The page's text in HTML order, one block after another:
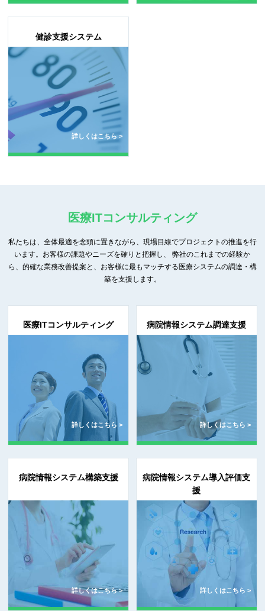
健診支援システム
詳しくはこちら >
医療ITコンサルティング
私たちは、全体最適を念頭に置きながら、現場目線でプロジェクトの推進を行
います。お客様の課題やニーズを確りと把握し、弊社のこれまでの経験か
ら、的確な業務改善提案と、お客様に最もマッチする医療システムの調達・構
築を支援します。
医療ITコンサルティング
詳しくはこちら >
病院情報システム調達支援
詳しくはこちら >
病院情報システム構築支援
詳しくはこちら >
病院情報システム導入評価支
援
詳しくはこちら >